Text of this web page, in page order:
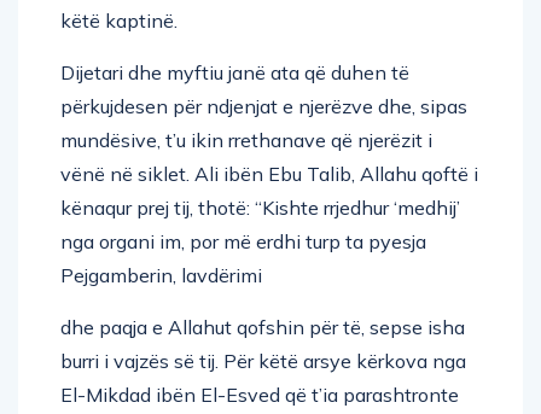
këtë kaptinë.
Dijetari dhe myftiu janë ata që duhen të
përkujdesen për ndjenjat e njerëzve dhe, sipas
mundësive, t’u ikin rrethanave që njerëzit i
vënë në siklet. Ali ibën Ebu Talib, Allahu qoftë i
kënaqur prej tij, thotë: “Kishte rrjedhur ‘medhij’
nga organi im, por më erdhi turp ta pyesja
Pejgamberin, lavdërimi
dhe paqja e Allahut qofshin për të, sepse isha
burri i vajzës së tij. Për këtë arsye kërkova nga
El-Mikdad ibën El-Esved që t’ia parashtronte